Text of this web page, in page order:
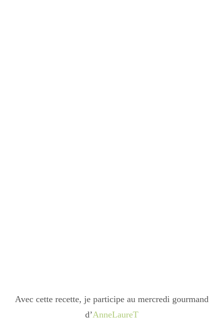
Avec cette recette, je participe au mercredi gourmand
d’AnneLaureT